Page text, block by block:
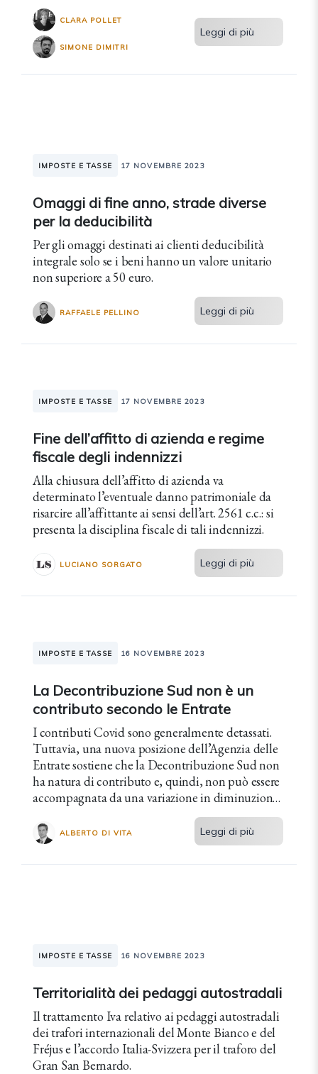
CLARA POLLET
SIMONE DIMITRI
Leggi di più
IMPOSTE E TASSE 17 NOVEMBRE 2023
Omaggi di fine anno, strade diverse
per la deducibilità
Per gli omaggi destinati ai clienti deducibilità
integrale solo se i beni hanno un valore unitario
non superiore a 50 euro.
RAFFAELE PELLINO Leggi di più
IMPOSTE E TASSE 17 NOVEMBRE 2023
Fine dell’affitto di azienda e regime
fiscale degli indennizzi
Alla chiusura dell’affitto di azienda va
determinato l’eventuale danno patrimoniale da
risarcire all’affittante ai sensi dell’art. 2561 c.c.: si
presenta la disciplina fiscale di tali indennizzi.
LUCIANO SORGATO Leggi di più
IMPOSTE E TASSE 16 NOVEMBRE 2023
La Decontribuzione Sud non è un
contributo secondo le Entrate
I contributi Covid sono generalmente detassati.
Tuttavia, una nuova posizione dell’Agenzia delle
Entrate sostiene che la Decontribuzione Sud non
ha natura di contributo e, quindi, non può essere
accompagnata da una variazione in diminuzione
ALBERTO DI VITA Leggi di più
IMPOSTE E TASSE 16 NOVEMBRE 2023
Territorialità dei pedaggi autostradali
Il trattamento Iva relativo ai pedaggi autostradali
dei trafori internazionali del Monte Bianco e del
Fréjus e l’accordo Italia-Svizzera per il traforo del
Gran San Bernardo.